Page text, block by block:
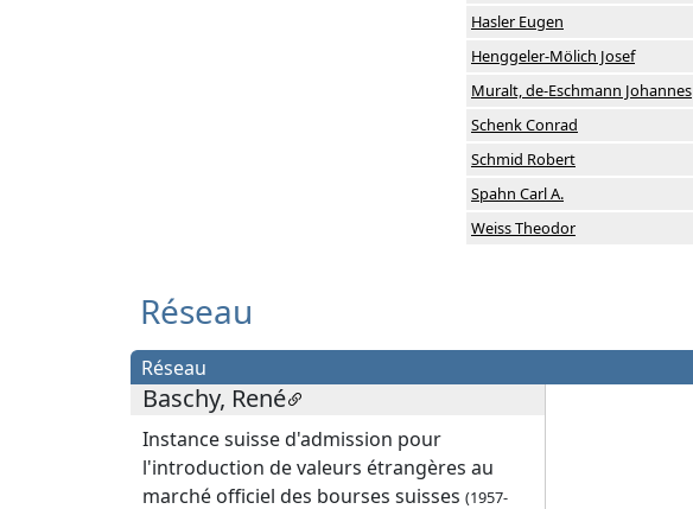
Hasler Eugen
Henggeler-Mölich Josef
Muralt, de-Eschmann Johannes
Schenk Conrad
Schmid Robert
Spahn Carl A.
Weiss Theodor
Réseau
Réseau
Baschy, René
Instance suisse d'admission pour
l'introduction de valeurs étrangères au
marché officiel des bourses suisses (1957-